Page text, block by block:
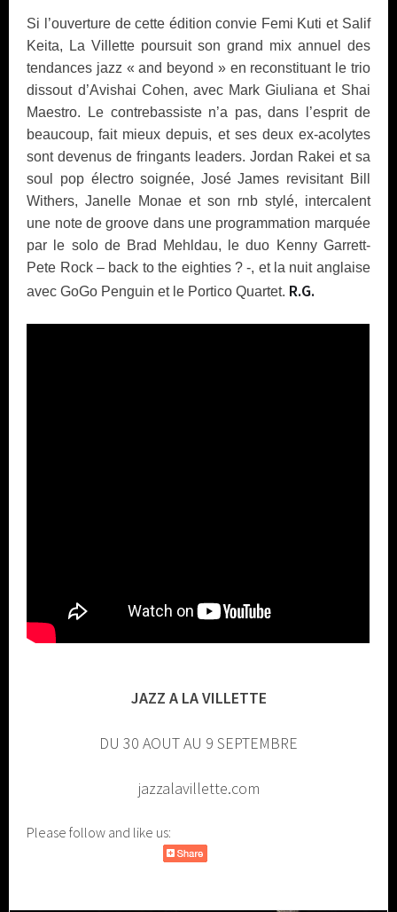
Si l’ouverture de cette édition convie Femi Kuti et Salif
Keita, La Villette poursuit son grand mix annuel des
tendances jazz « and beyond » en reconstituant le trio
dissout d’Avishai Cohen, avec Mark Giuliana et Shai
Maestro. Le contrebassiste n’a pas, dans l’esprit de
beaucoup, fait mieux depuis, et ses deux ex-acolytes
sont devenus de fringants leaders. Jordan Rakei et sa
soul pop électro soignée, José James revisitant Bill
Withers, Janelle Monae et son rnb stylé, intercalent
une note de groove dans une programmation marquée
par le solo de Brad Mehldau, le duo Kenny Garrett-
Pete Rock – back to the eighties ? -, et la nuit anglaise
avec GoGo Penguin et le Portico Quartet. R.G.
JAZZ A LA VILLETTE
DU 30 AOUT AU 9 SEPTEMBRE
jazzalavillette.com
Please follow and like us: